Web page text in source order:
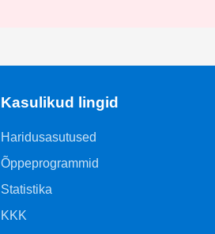
Kasulikud lingid
Haridusasutused
Õppeprogrammid
Statistika
KKK